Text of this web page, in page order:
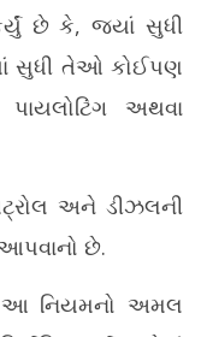
છે કે, જ્યાં સુધી
સુધી તેઓ કોઈપણ
પાયલોટિંગ અથવા
અને ડીઝલની
આપવાનો છે.
આ નિયમનો અમલ